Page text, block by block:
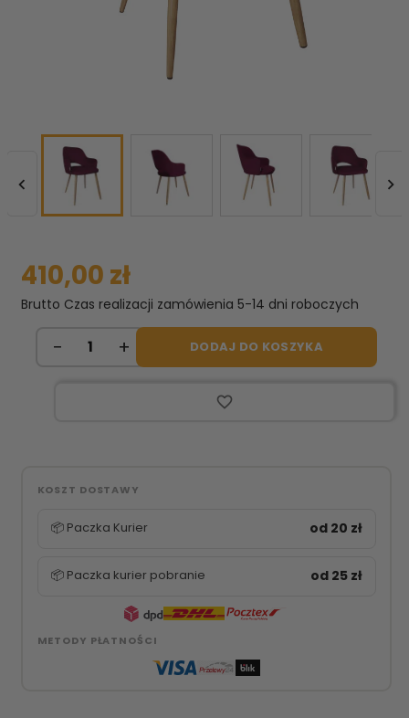
 
410,00 zł
Brutto Czas realizacji zamówienia 5-14 dni roboczych
DODAJ DO KOSZYKA
favorite_border
KOSZT DOSTAWY
📦 Paczka Kurier od 20 zł
📦 Paczka kurier pobranie od 25 zł
METODY PŁATNOŚCI